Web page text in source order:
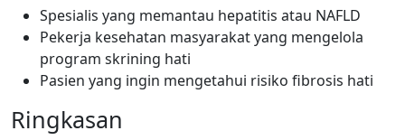
Spesialis yang memantau hepatitis atau NAFLD
Pekerja kesehatan masyarakat yang mengelola
program skrining hati
Pasien yang ingin mengetahui risiko fibrosis hati
Ringkasan